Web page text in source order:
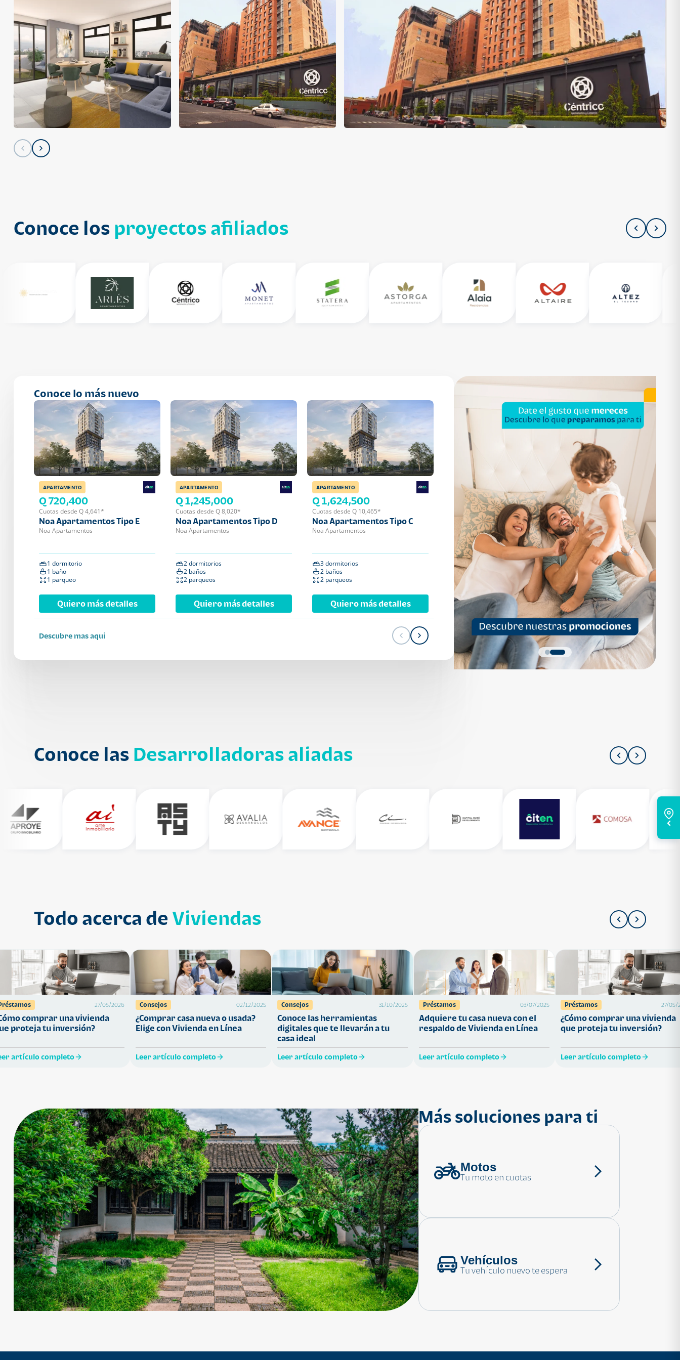
Conoce los proyectos afiliados
Conoce lo más nuevo
APARTAMENTO
Q 720,400
Cuotas desde Q 4,641*
Noa Apartamentos Tipo E
Noa Apartamentos
1 dormitorio
1 baño
1 parqueo
Quiero más detalles
APARTAMENTO
Q 1,245,000
Cuotas desde Q 8,020*
Noa Apartamentos Tipo D
Noa Apartamentos
2 dormitorios
2 baños
2 parqueos
Quiero más detalles
APARTAMENTO
Q 1,624,500
Cuotas desde Q 10,465*
Noa Apartamentos Tipo C
Noa Apartamentos
3 dormitorios
2 baños
2 parqueos
Quiero más detalles
APARTAMENTO
Q 1,136,200
Cuotas desde Q 7,319*
Noa Apartamentos Tipo B
Noa Apartamentos
2 dormitorios
2 baños
1 parqueo
Quiero más detalles
APARTAMENTO
Q 1,559,700
Cuotas desde Q 10,047*
Noa Apartamentos Tipo A
Noa Apartamentos
3 dormitorios
2 baños
2 parqueos
Quiero más detalles
Descubre mas aqui
Conoce las Desarrolladoras aliadas
Todo acerca de Viviendas
27/05/2026
comprar una vivienda
proteja tu inversión?
artículo completo
Consejos 02/12/2025
¿Comprar casa nueva o usada?
Elige con Vivienda en Línea
Leer artículo completo
Consejos 31/10/2025
Conoce las herramientas
digitales que te llevarán a tu
casa ideal
Leer artículo completo
Préstamos 03/07/2025
Adquiere tu casa nueva con el
respaldo de Vivienda en Línea
Leer artículo completo
Préstamos 27/05/
¿Cómo comprar una vivienda
que proteja tu inversión?
Leer artículo completo
Más soluciones para ti
Motos
Tu moto en cuotas
Vehículos
Tu vehículo nuevo te espera